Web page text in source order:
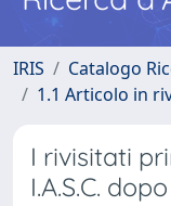
IRIS Catalogo
1.1 Articolo in
I rivisitati
I.A.S.C.